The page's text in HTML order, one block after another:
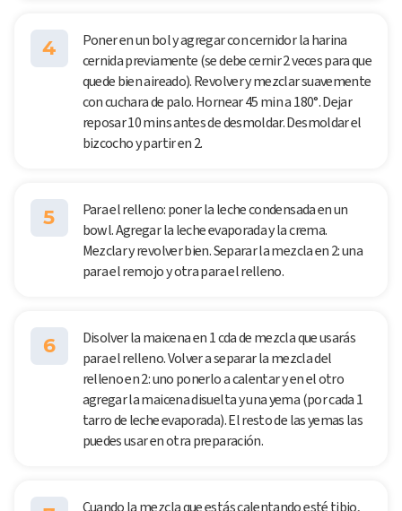
4
Poner en un bol y agregar con cernidor la harina
cernida previamente (se debe cernir 2 veces para que
quede bien aireado). Revolver y mezclar suavemente
con cuchara de palo. Hornear 45 min a 180°. Dejar
reposar 10 mins antes de desmoldar. Desmoldar el
bizcocho y partir en 2.
5
Para el relleno: poner la leche condensada en un
bowl. Agregar la leche evaporada y la crema.
Mezclar y revolver bien. Separar la mezcla en 2: una
para el remojo y otra para el relleno.
6
Disolver la maicena en 1 cda de mezcla que usarás
para el relleno. Volver a separar la mezcla del
relleno en 2: uno ponerlo a calentar y en el otro
agregar la maicena disuelta y una yema (por cada 1
tarro de leche evaporada). El resto de las yemas las
puedes usar en otra preparación.
Cuando la mezcla que estás calentando esté tibio,